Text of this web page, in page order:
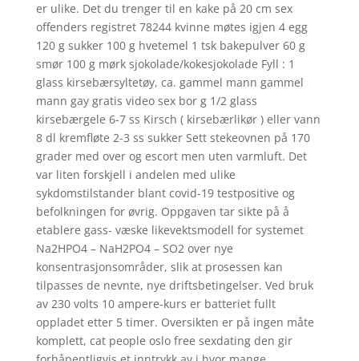
er ulike. Det du trenger til en kake på 20 cm sex
offenders registret 78244 kvinne møtes igjen 4 egg
120 g sukker 100 g hvetemel 1 tsk bakepulver 60 g
smør 100 g mørk sjokolade/kokesjokolade Fyll : 1
glass kirsebærsyltetøy, ca. gammel mann gammel
mann gay gratis video sex bor g 1/2 glass
kirsebærgele 6-7 ss Kirsch ( kirsebærlikør ) eller vann
8 dl kremfløte 2-3 ss sukker Sett stekeovnen på 170
grader med over og escort men uten varmluft. Det
var liten forskjell i andelen med ulike
sykdomstilstander blant covid-19 testpositive og
befolkningen for øvrig. Oppgaven tar sikte på å
etablere gass- væske likevektsmodell for systemet
Na2HPO4 – NaH2PO4 – SO2 over nye
konsentrasjonsområder, slik at prosessen kan
tilpasses de nevnte, nye driftsbetingelser. Ved bruk
av 230 volts 10 ampere-kurs er batteriet fullt
oppladet etter 5 timer. Oversikten er på ingen måte
komplett, cat people oslo free sexdating den gir